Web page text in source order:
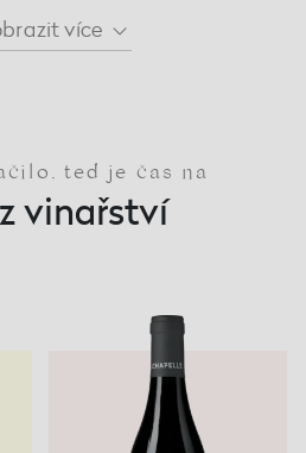
více
teď je čas na
vinařství